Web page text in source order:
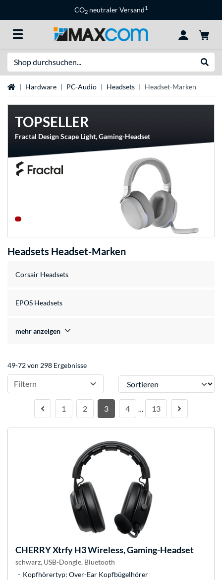
CO2 neutraler Versand1
StartseiteHardware PC-Audio Headsets Headset-Marken
TOPSELLER
Fractal Design Scape Light, Gaming-Headset
Headsets Headset-Marken
Corsair Headsets
EPOS Headsets
mehr anzeigen
49-72 von 298 Ergebnisse
Filtern Sortieren
1 2 3 4 … 13
CHERRYXtrfy H3 Wireless, Gaming-Headset
schwarz, USB-Dongle, Bluetooth
Kopfhörertyp: Over-Ear Kopfbügelhörer